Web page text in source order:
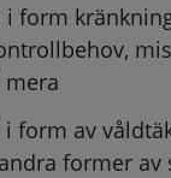
i form
form av
former av